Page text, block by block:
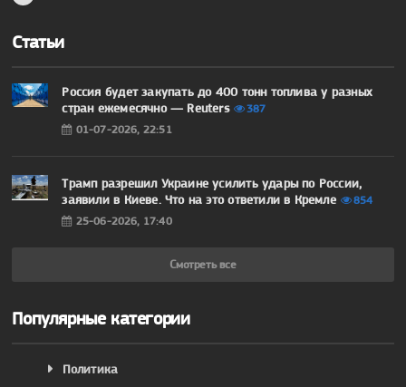
Статьи
Россия будет закупать до 400 тонн топлива у разных
стран ежемесячно — Reuters
387
01-07-2026, 22:51
Трамп разрешил Украине усилить удары по России,
заявили в Киеве. Что на это ответили в Кремле
854
25-06-2026, 17:40
Смотреть все
Популярные категории
Политика